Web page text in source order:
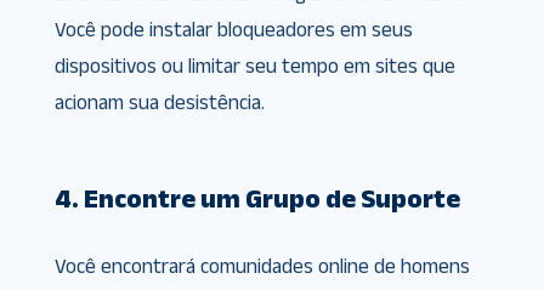
Você pode instalar bloqueadores em seus
dispositivos ou limitar seu tempo em sites que
acionam sua desistência.
4. Encontre um Grupo de Suporte
Você encontrará comunidades online de homens